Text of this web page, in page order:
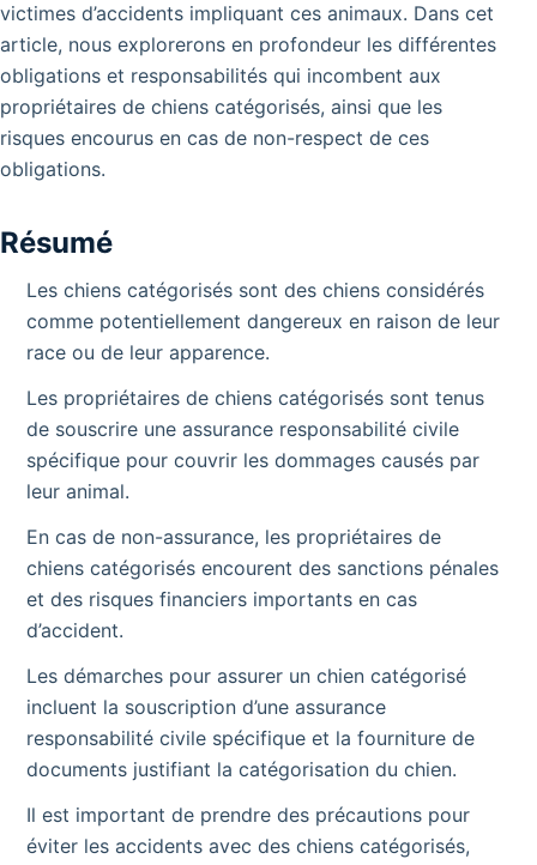
victimes d’accidents impliquant ces animaux. Dans cet
article, nous explorerons en profondeur les différentes
obligations et responsabilités qui incombent aux
propriétaires de chiens catégorisés, ainsi que les
risques encourus en cas de non-respect de ces
obligations.
Résumé
Les chiens catégorisés sont des chiens considérés
comme potentiellement dangereux en raison de leur
race ou de leur apparence.
Les propriétaires de chiens catégorisés sont tenus
de souscrire une assurance responsabilité civile
spécifique pour couvrir les dommages causés par
leur animal.
En cas de non-assurance, les propriétaires de
chiens catégorisés encourent des sanctions pénales
et des risques financiers importants en cas
d’accident.
Les démarches pour assurer un chien catégorisé
incluent la souscription d’une assurance
responsabilité civile spécifique et la fourniture de
documents justifiant la catégorisation du chien.
Il est important de prendre des précautions pour
éviter les accidents avec des chiens catégorisés,